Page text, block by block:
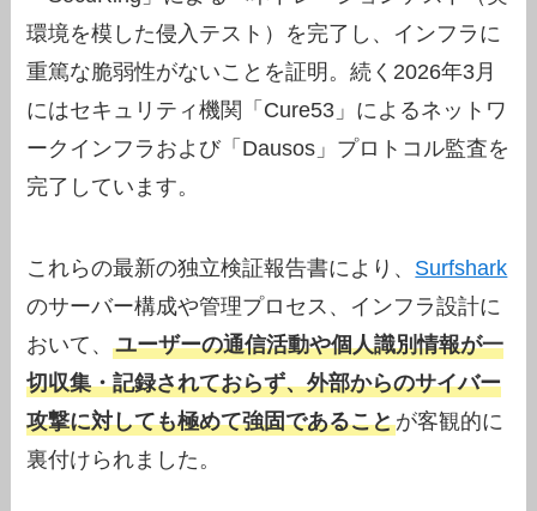
環境を模した侵入テスト）を完了し、インフラに
重篤な脆弱性がないことを証明。続く2026年3月
にはセキュリティ機関「Cure53」によるネットワ
ークインフラおよび「Dausos」プロトコル監査を
完了しています。
これらの最新の独立検証報告書により、 Surfshark
のサーバー構成や管理プロセス、インフラ設計に
おいて、ユーザーの通信活動や個人識別情報が一
切収集・記録されておらず、外部からのサイバー
攻撃に対しても極めて強固であることが客観的に
裏付けられました。